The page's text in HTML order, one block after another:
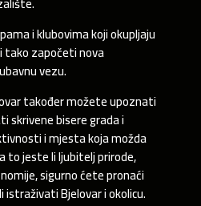
i klubovima koji okupljaju
započeti nova
vezu.
također možete upoznati
skrivene bisere grada i
i mjesta koja možda
to jeste li ljubitelj prirode,
sigurno ćete pronaći
Bjelovar i okolicu.